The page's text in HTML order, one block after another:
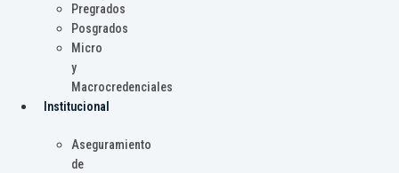
Pregrados
Posgrados
Micro
y
Macrocredenciales
Institucional
Aseguramiento
de